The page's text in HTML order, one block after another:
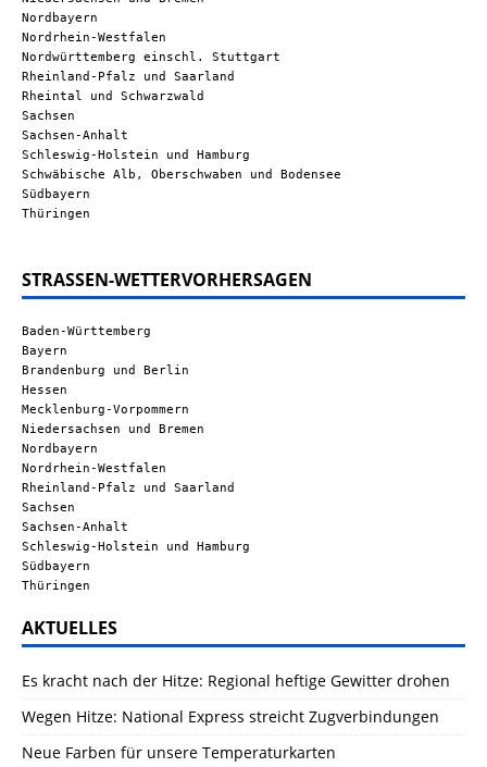
Nordbayern
Nordrhein-Westfalen
Nordwürttemberg einschl. Stuttgart
Rheinland-Pfalz und Saarland
Rheintal und Schwarzwald
Sachsen
Sachsen-Anhalt
Schleswig-Holstein und Hamburg
Schwäbische Alb, Oberschwaben und Bodensee
Südbayern
Thüringen
STRASSEN-WETTERVORHERSAGEN
Baden-Württemberg
Bayern
Brandenburg und Berlin
Hessen
Mecklenburg-Vorpommern
Niedersachsen und Bremen
Nordbayern
Nordrhein-Westfalen
Rheinland-Pfalz und Saarland
Sachsen
Sachsen-Anhalt
Schleswig-Holstein und Hamburg
Südbayern
Thüringen
AKTUELLES
Es kracht nach der Hitze: Regional heftige Gewitter drohen
Wegen Hitze: National Express streicht Zugverbindungen
Neue Farben für unsere Temperaturkarten